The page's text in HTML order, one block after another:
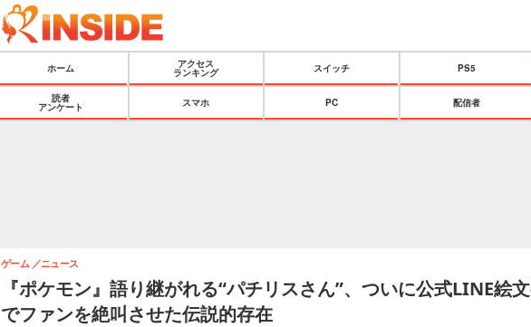
ホーム
アクセス
ランキング
スイッチ PS5
読者
アンケート
スマホ PC 配信者
『ポケモン』語り継がれる“パチリスさん”、ついに公式LINE絵
でファンを絶叫させた伝説的存在
ゲーム ニュース